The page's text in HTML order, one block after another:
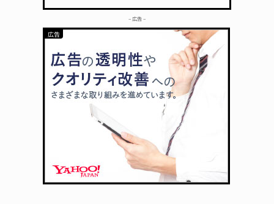
– 広告 –